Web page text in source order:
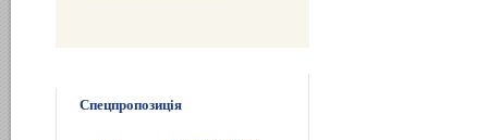
Спецпропозиція